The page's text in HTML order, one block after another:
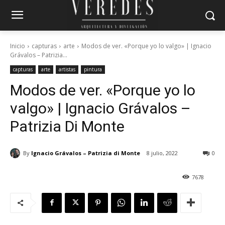
Inicio capturas arte
Modos de ver. «Porque yo lo valgo» | Ignacio
Grávalos – Patrizia...
capturas arte artistas pintura
Modos de ver. «Porque yo lo
valgo» | Ignacio Grávalos –
Patrizia Di Monte
By Ignacio Grávalos – Patrizia di Monte 8 julio, 2022 0
7678